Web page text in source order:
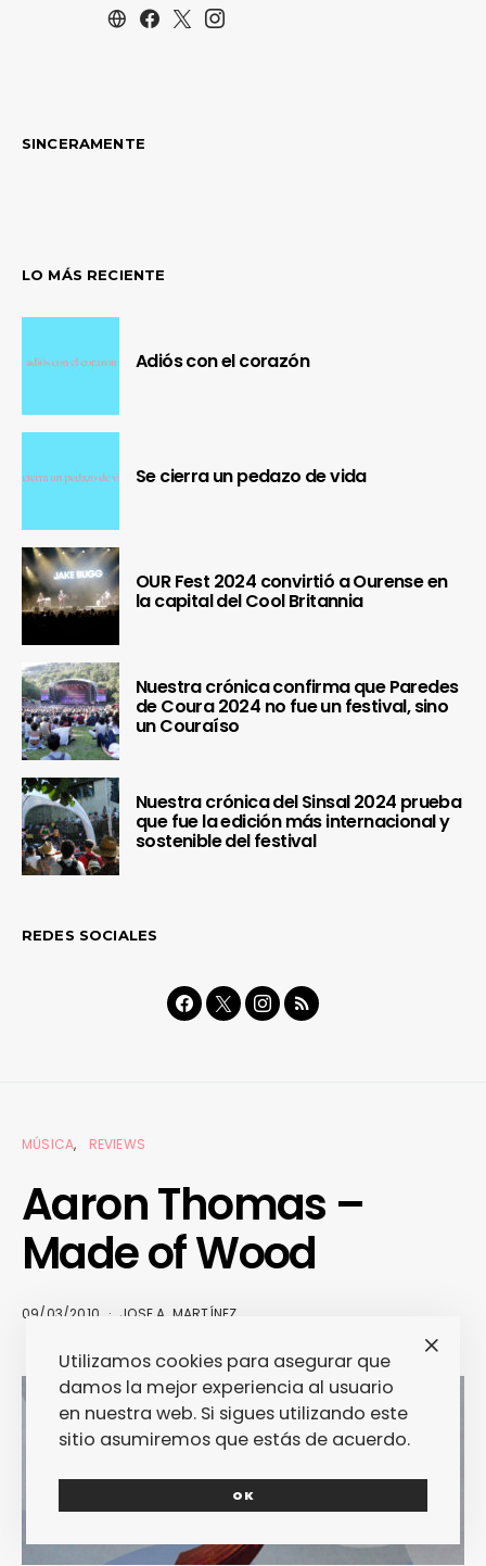
SINCERAMENTE
LO MÁS RECIENTE
Adiós con el corazón
Se cierra un pedazo de vida
OUR Fest 2024 convirtió a Ourense en
la capital del Cool Britannia
Nuestra crónica confirma que Paredes
de Coura 2024 no fue un festival, sino
un Couraíso
Nuestra crónica del Sinsal 2024 prueba
que fue la edición más internacional y
sostenible del festival
REDES SOCIALES
MÚSICA REVIEWS
Aaron Thomas –
Made of Wood
09/03/2010 JOSE A. MARTÍNEZ
Utilizamos cookies para asegurar que
damos la mejor experiencia al usuario
en nuestra web. Si sigues utilizando este
sitio asumiremos que estás de acuerdo.
OK